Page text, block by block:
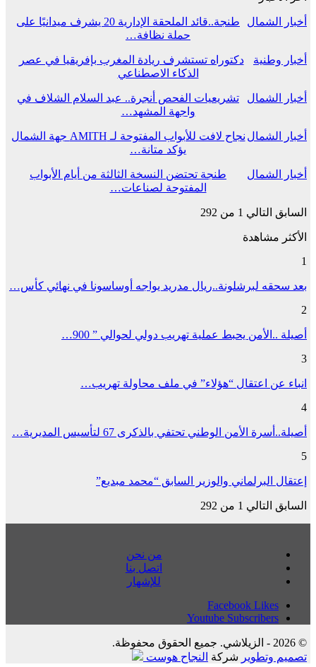
أخبار الشمال
طنجة..قائد الملحقة الإدارية 20 يشرف ميدانيًا على
حملة نظافة…
أخبار وطنية
دكتوراه تستشرف ريادة المغرب بإفريقيا في عصر
الذكاء الاصطناعي
أخبار الشمال
تشريعيات الفحص أنجرة.. عبد السلام الشلاف في
واجهة المشهد…
أخبار الشمال
نجاح لافت للأبواب المفتوحة لـ AMITH جهة الشمال
يؤكد متانة…
أخبار الشمال
طنجة تحتضن النسخة الثالثة من أيام الأبواب
المفتوحة لصناعات…
السابق التالي 1 من 292
الأكثر مشاهدة
1
بعد سحقه لبرشلونة..ريال مدريد يواجه أوساسونا في نهائي كأس…
2
أصيلة ..الأمن يحبط عملية تهريب دولي لحوالي ” 900…
3
انباء عن اعتقال “هؤلاء” في ملف محاولة تهريب…
4
أصيلة..أسرة الأمن الوطني تحتفي بالذكرى 67 لتأسيس المديرية…
5
إعتقال البرلماني والوزير السابق “محمد مبديع”
السابق التالي 1 من 292
من نحن
اتصل بنا
للإشهار
Facebook Likes
Youtube Subscribers
© 2026 - الزيلاشي. جميع الحقوق محفوظة.
تصميم وتطوير شركة النجاح هوست